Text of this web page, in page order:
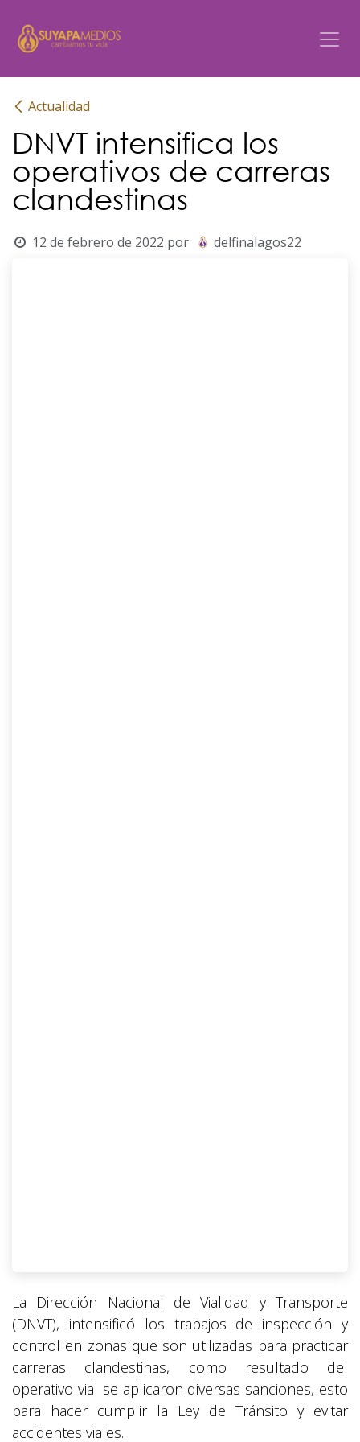
Actualidad
DNVT intensifica los
operativos de carreras
clandestinas
12 de febrero de 2022 por delfinalagos22
La Dirección Nacional de Vialidad y Transporte
(DNVT), intensificó los trabajos de inspección y
control en zonas que son utilizadas para practicar
carreras clandestinas, como resultado del
operativo vial se aplicaron diversas sanciones, esto
para hacer cumplir la Ley de Tránsito y evitar
accidentes viales.